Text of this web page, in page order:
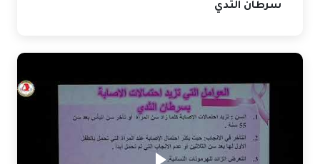
سرطان الثدي